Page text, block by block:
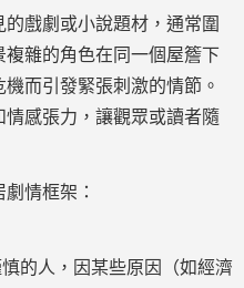
戲劇或小說題材，通常圍
雜的角色在同一個屋簷下
而引發緊張刺激的情節。
感張力，讓觀眾或讀者隨
情框架：
的人，因某些原因（如經濟